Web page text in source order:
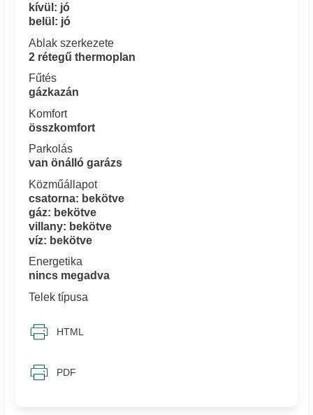
kívül: jó
belül: jó
Ablak szerkezete
2 rétegű thermoplan
Fűtés
gázkazán
Komfort
összkomfort
Parkolás
van önálló garázs
Közműállapot
csatorna: bekötve
gáz: bekötve
villany: bekötve
víz: bekötve
Energetika
nincs megadva
Telek típusa
HTML
PDF